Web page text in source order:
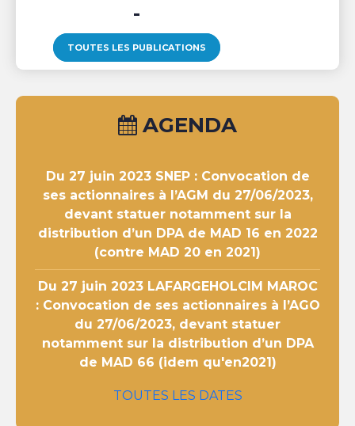
TOUTES LES PUBLICATIONS
AGENDA
Du 27 juin 2023SNEP : Convocation de
ses actionnaires à l’AGM du 27/06/2023,
devant statuer notamment sur la
distribution d’un DPA de MAD 16 en 2022
(contre MAD 20 en 2021)
Du 27 juin 2023LAFARGEHOLCIM MAROC
: Convocation de ses actionnaires à l’AGO
du 27/06/2023, devant statuer
notamment sur la distribution d’un DPA
de MAD 66 (idem qu'en2021)
TOUTES LES DATES